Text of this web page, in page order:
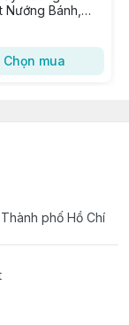
Nướng Bánh,
Chọn mua
phố Hồ Chí